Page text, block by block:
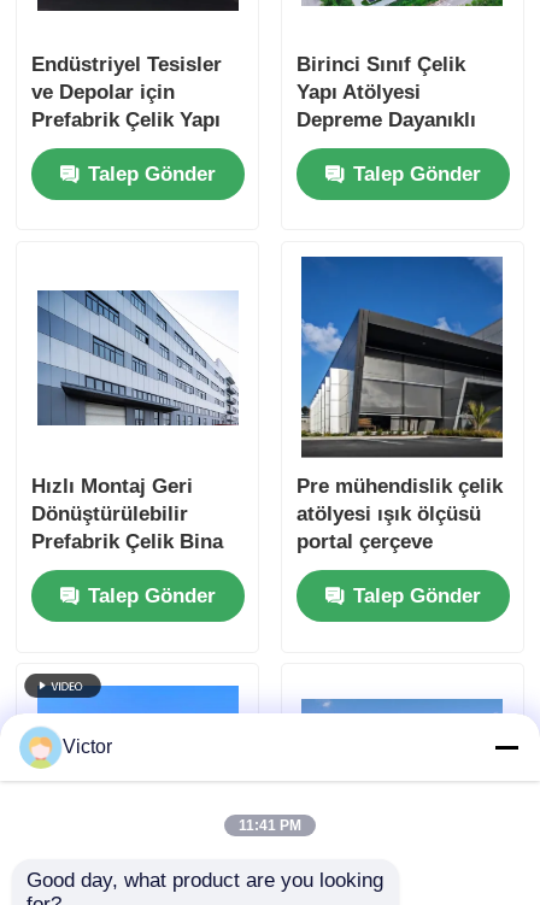
Endüstriyel Tesisler
ve Depolar için
Prefabrik Çelik Yapı
Atölyesi
Talep Gönder
Birinci Sınıf Çelik
Yapı Atölyesi
Depreme Dayanıklı
Yüksek Kaliteli ve
Profesyonel Kurulum
Talep Gönder
Hızlı Montaj Geri
Dönüştürülebilir
Prefabrik Çelik Bina
Endüstriyel Atölyesi
İnşaatTalep Gönder
Pre mühendislik çelik
atölyesi ışık ölçüsü
portal çerçeve
Atölyeler için bitkiler
Talep Gönder
Victor
11:41 PM
Good day, what product are you looking